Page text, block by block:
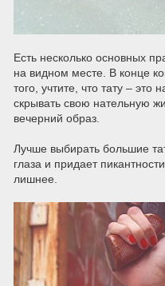
Есть несколько основных
на видном месте. В конце
того, учтите, что тату –
скрывать свою нательную
вечерний образ.
Лучше выбирать большие
глаза и придает
лишнее.